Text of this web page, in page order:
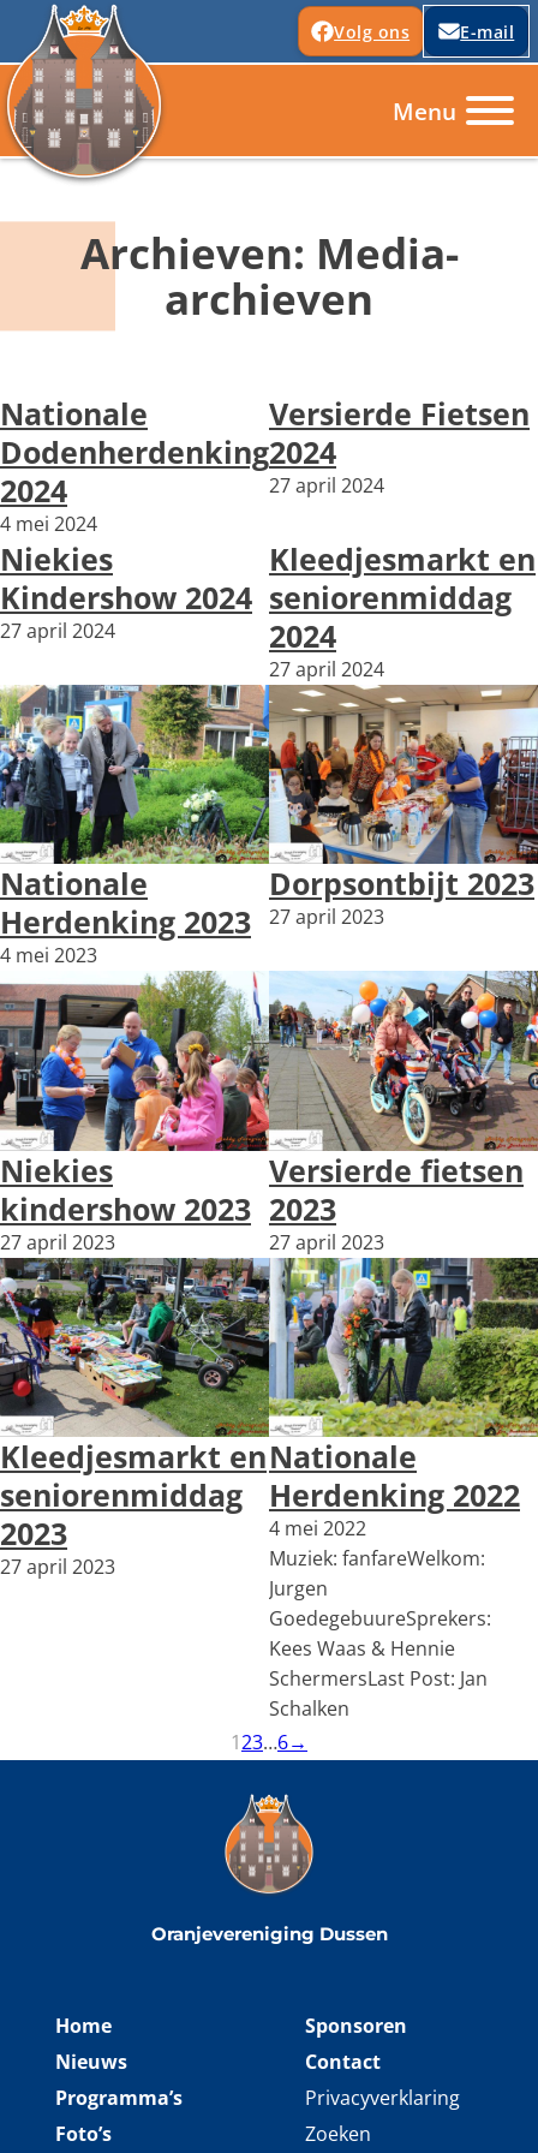
Volg ons E-mail
Archieven: Media-
archieven
Nationale
Dodenherdenking
2024
4 mei 2024
Versierde Fietsen
2024
27 april 2024
Niekies
Kindershow 2024
27 april 2024
Kleedjesmarkt en
seniorenmiddag
2024
27 april 2024
Nationale
Herdenking 2023
4 mei 2023
Dorpsontbijt 2023
27 april 2023
Niekies
kindershow 2023
27 april 2023
Versierde fietsen
2023
27 april 2023
Kleedjesmarkt en
seniorenmiddag
2023
27 april 2023
Nationale
Herdenking 2022
4 mei 2022
Muziek: fanfareWelkom:
Jurgen
GoedegebuureSprekers:
Kees Waas & Hennie
SchermersLast Post: Jan
Schalken
123…6→
Home
Nieuws
Programma’s
Foto’s
Sponsoren
Contact
Privacyverklaring
Zoeken
Oranjevereniging Dussen